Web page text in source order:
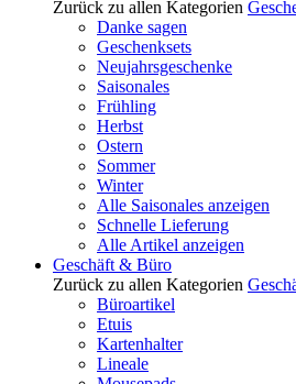
Zurück zu allen Kategorien
Danke sagen
Geschenksets
Neujahrsgeschenke
Saisonales
Frühling
Herbst
Ostern
Sommer
Winter
Alle Saisonales anzeigen
Schnelle Lieferung
Alle Artikel anzeigen
Geschäft & Büro
Zurück zu allen Kategorien
Büroartikel
Etuis
Kartenhalter
Lineale